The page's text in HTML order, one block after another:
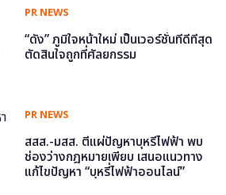
PR NEWS
“ดัง” ภูมิใจหน้าใหม่ เป็นเวอร์ชั่นที่ดีที่สุด
ตัดสินใจถูกที่ศัลยกรรม
PR NEWS
สสส.-มสส. ตีแผ่ปัญหาบุหรี่ไฟฟ้า พบ
ช่องว่างกฎหมายเพียบ เสนอแนวทาง
แก้ไขปัญหา “บุหรี่ไฟฟ้าออนไลน์”